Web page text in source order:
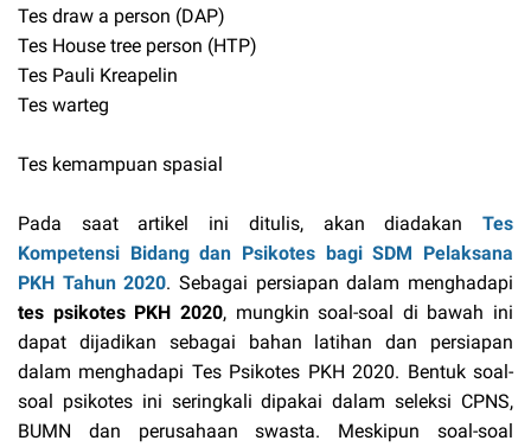
Tes draw a person (DAP)
Tes House tree person (HTP)
Tes Pauli Kreapelin
Tes warteg
Tes kemampuan spasial
Pada saat artikel ini ditulis, akan diadakan Tes
Kompetensi Bidang dan Psikotes bagi SDM Pelaksana
PKH Tahun 2020. Sebagai persiapan dalam menghadapi
tes psikotes PKH 2020, mungkin soal-soal di bawah ini
dapat dijadikan sebagai bahan latihan dan persiapan
dalam menghadapi Tes Psikotes PKH 2020. Bentuk soal-
soal psikotes ini seringkali dipakai dalam seleksi CPNS,
BUMN dan perusahaan swasta. Meskipun soal-soal